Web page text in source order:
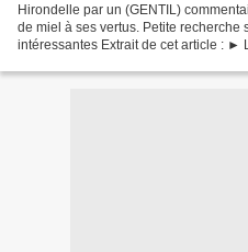
Hirondelle par un (GENTIL)
de miel à ses vertus. Petite
intéressantes Extrait de cet article : ►